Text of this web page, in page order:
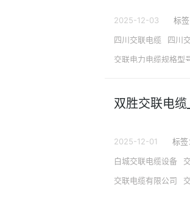
2025-12-03 标签
四川交联电缆
四川
交联电力电缆规格型
双胜交联电
2025-12-01 标签
白城交联电缆设备
交联电缆有限公司